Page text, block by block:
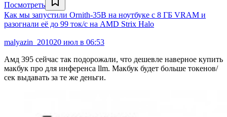
Посмотреть
Как мы запустили Ornith‑35B на ноутбуке с 8 ГБ VRAM и
разогнали её до 99 ток/с на AMD Strix Halo
malyazin_201020 июл в 06:53
Амд 395 сейчас так подорожали, что дешевле наверное купить
макбук про для инференса llm. Макбук будет больше токенов/
сек выдавать за те же деньги.